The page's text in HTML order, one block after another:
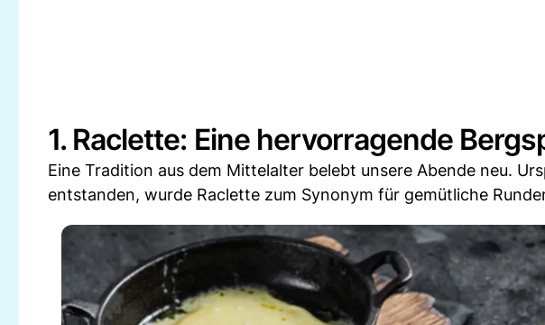
1. Raclette: Eine hervorragende
Eine Tradition aus dem Mittelalter belebt unsere Abende neu.
entstanden, wurde Raclette zum Synonym für gemütliche